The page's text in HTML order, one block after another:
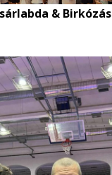
& Birkózás